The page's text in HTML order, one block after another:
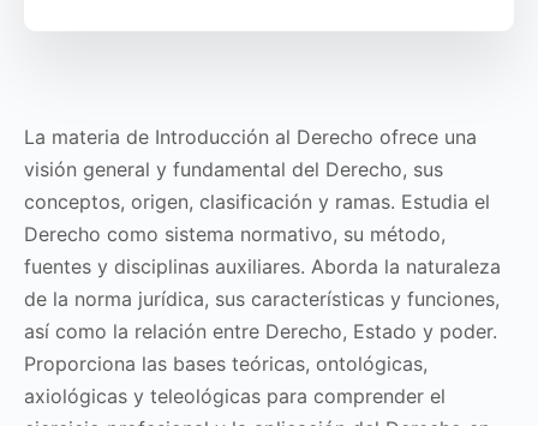
La materia de Introducción al Derecho ofrece una
visión general y fundamental del Derecho, sus
conceptos, origen, clasificación y ramas. Estudia el
Derecho como sistema normativo, su método,
fuentes y disciplinas auxiliares. Aborda la naturaleza
de la norma jurídica, sus características y funciones,
así como la relación entre Derecho, Estado y poder.
Proporciona las bases teóricas, ontológicas,
axiológicas y teleológicas para comprender el